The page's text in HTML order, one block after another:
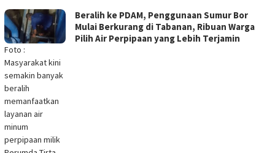
Foto :
Masyarakat kini
semakin banyak
beralih
memanfaatkan
layanan air
minum
perpipaan milik
Beralih ke PDAM, Penggunaan Sumur Bor
Mulai Berkurang di Tabanan, Ribuan Warga
Pilih Air Perpipaan yang Lebih Terjamin